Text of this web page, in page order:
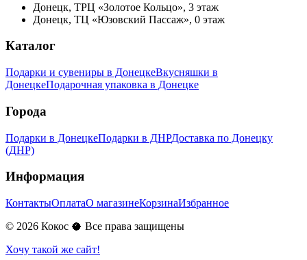
Донецк, ТРЦ «Золотое Кольцо», 3 этаж
Донецк, ТЦ «Юзовский Пассаж», 0 этаж
Каталог
Подарки и сувениры в ДонецкеВкусняшки в
ДонецкеПодарочная упаковка в Донецке
Города
Подарки в ДонецкеПодарки в ДНРДоставка по Донецку
(ДНР)
Информация
КонтактыОплатаО магазинеКорзинаИзбранное
© 2026 Кокос 🥥 Все права защищены
Хочу такой же сайт!